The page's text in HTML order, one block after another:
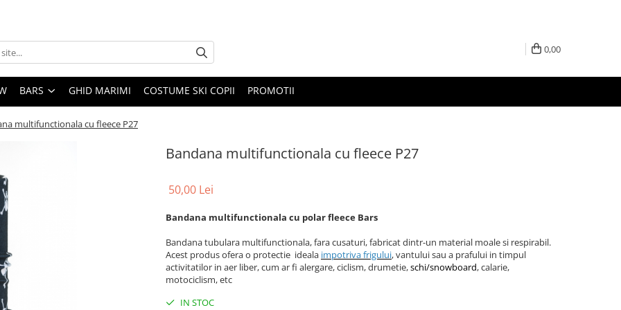
0,00
BARS GHID MARIMI COSTUME SKI COPII PROMOTII
multifunctionala cu fleece P27
Bandana multifunctionala cu fleece P27
50,00 Lei
Bandana multifunctionala cu polar fleece Bars
Bandana tubulara multifunctionala, fara cusaturi, fabricat dintr-un material moale si respirabil.
Acest produs ofera o protectie ideala impotriva frigului, vantului sau a prafului in timpul
activitatilor in aer liber, cum ar fi alergare, ciclism, drumetie,schi/snowboard, calarie,
motociclism, etc
IN STOC